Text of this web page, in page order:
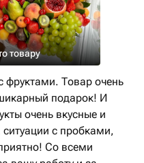
товару
фруктами. Товар очень
подарок! И
очень вкусные и
с пробками,
Со всеми